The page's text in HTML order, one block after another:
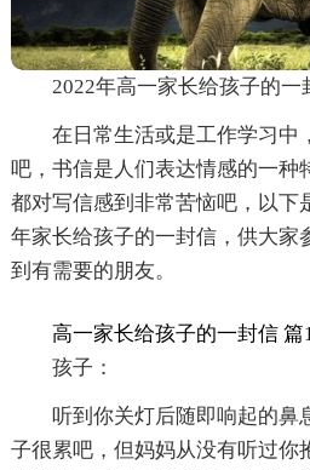
2022年高一家长给孩子的一
在日常生活或是工作学习中
吧，书信是人们表达情感的一种
都对写信感到非常苦恼吧，以下
年家长给孩子的一封信，供大家
到有需要的朋友。
高一家长给孩子的一封信 篇1
孩子：
听到你关灯后随即响起的鼻
子很累吧，但妈妈从没有听过你